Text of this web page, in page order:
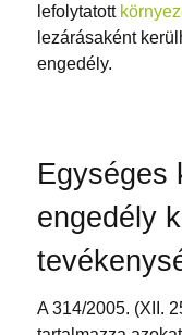
lefolytatott
lezárásaként
engedély.
Egységes
engedély
A 314/2005. (XII.